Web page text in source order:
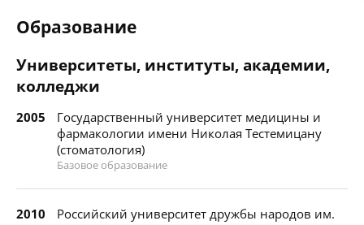
Образование
Университеты, институты, академии,
колледжи
2005
Государственный университет медицины и
фармакологии имени Николая Тестемицану
(стоматология)
Базовое образование
2010
Российский университет дружбы народов им.